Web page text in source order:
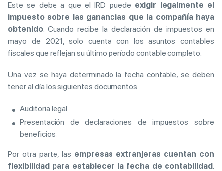
Este se debe a que el IRD puede exigir legalmente el
impuesto sobre las ganancias que la compañía haya
obtenido. Cuando recibe la declaración de impuestos en
mayo de 2021, solo cuenta con los asuntos contables
fiscales que reflejan su último período contable completo.
Una vez se haya determinado la fecha contable, se deben
tener al día los siguientes documentos:
Auditoria legal.
Presentación de declaraciones de impuestos sobre
beneficios.
Por otra parte, las empresas extranjeras cuentan con
flexibilidad para establecer la fecha de contabilidad.